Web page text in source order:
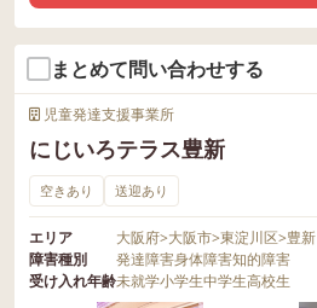
まとめて問い合わせする
児童発達支援事業所
にじいろテラス豊新
空きあり 送迎あり
エリア 大阪府>大阪市>東淀川区>豊新
障害種別
発達障害身体障害知的障害
受け入れ年齢未就学小学生中学生高校生